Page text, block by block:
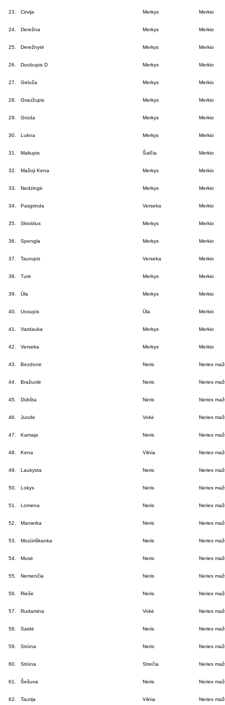
23. Cirvija Merkys Merkio
24. Derežna Merkys Merkio
25. Derežnytė Merkys Merkio
26. Duobupis D Merkys Merkio
27. Geluža Merkys Merkio
28. Graužupis Merkys Merkio
29. Grūda Merkys Merkio
30. Lukna Merkys Merkio
31. Maltupis Šalčia Merkio
32. Mažoji Kena Merkys Merkio
33. Nedzingė Merkys Merkio
34. Pasgrinda Verseka Merkio
35. Skroblus Merkys Merkio
36. Spengla Merkys Merkio
37. Taurupis Verseka Merkio
38. Turė Merkys Merkio
39. Ūla Merkys Merkio
40. Uosupis Ūla Merkio
41. Vardauka Merkys Merkio
42. Verseka Merkys Merkio
43. Bezdonė Neris Neries
44. Bražuolė Neris Neries
45. Dūkšta Neris Neries
46. Juodė Vokė Neries
47. Kamaja Neris Neries
48. Kena Vilnia Neries
49. Laukysta Neris Neries
50. Lokys Neris Neries
51. Lomena Neris Neries
52. Manierka Neris Neries
53. Mozūriškanka Neris Neries
54. Musė Neris Neries
55. Nemenčia Neris Neries
56. Riešė Neris Neries
57. Rudamina Vokė Neries
58. Saidė Neris Neries
59. Strūna Neris Neries
60. Strūna Strečia Neries
61. Šešuva Neris Neries
62. Taurija Vilnia Neries